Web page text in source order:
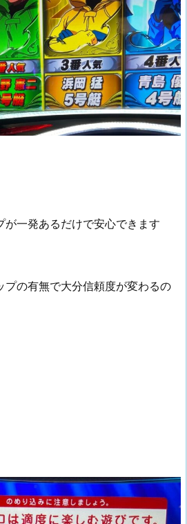
が一発あるだけで安心できます
プの有無で大分信頼度が変わるの